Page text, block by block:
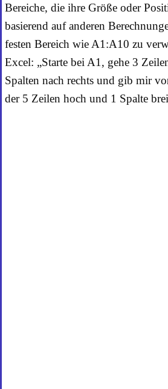
Bereiche, die ihre Größe oder
basierend auf anderen
festen Bereich wie A1:A10 zu
Excel: „Starte bei A1, gehe 3
Spalten nach rechts und gib mir
der 5 Zeilen hoch und 1 Spalte